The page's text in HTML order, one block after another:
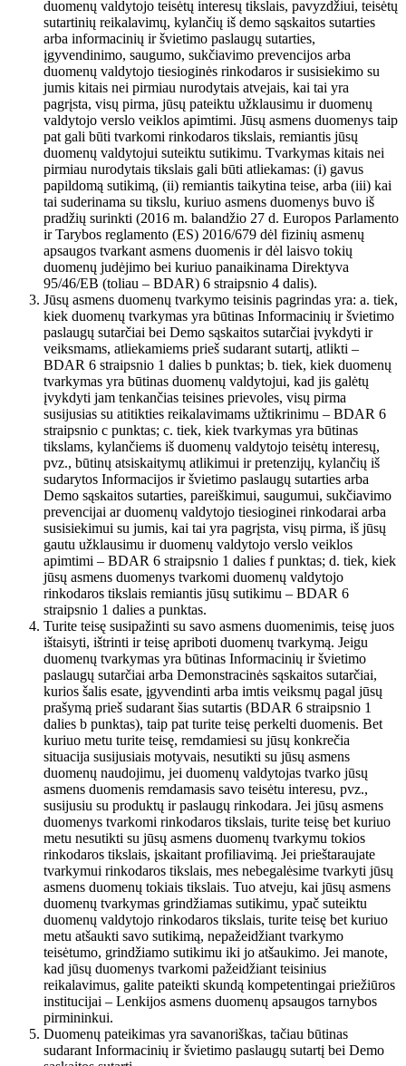
duomenų valdytojo teisėtų interesų tikslais, pavyzdžiui, teisėtų
sutartinių reikalavimų, kylančių iš demo sąskaitos sutarties
arba informacinių ir švietimo paslaugų sutarties,
įgyvendinimo, saugumo, sukčiavimo prevencijos arba
duomenų valdytojo tiesioginės rinkodaros ir susisiekimo su
jumis kitais nei pirmiau nurodytais atvejais, kai tai yra
pagrįsta, visų pirma, jūsų pateiktu užklausimu ir duomenų
valdytojo verslo veiklos apimtimi. Jūsų asmens duomenys taip
pat gali būti tvarkomi rinkodaros tikslais, remiantis jūsų
duomenų valdytojui suteiktu sutikimu. Tvarkymas kitais nei
pirmiau nurodytais tikslais gali būti atliekamas: (i) gavus
papildomą sutikimą, (ii) remiantis taikytina teise, arba (iii) kai
tai suderinama su tikslu, kuriuo asmens duomenys buvo iš
pradžių surinkti (2016 m. balandžio 27 d. Europos Parlamento
ir Tarybos reglamento (ES) 2016/679 dėl fizinių asmenų
apsaugos tvarkant asmens duomenis ir dėl laisvo tokių
duomenų judėjimo bei kuriuo panaikinama Direktyva
95/46/EB (toliau – BDAR) 6 straipsnio 4 dalis).
Jūsų asmens duomenų tvarkymo teisinis pagrindas yra: a. tiek,
kiek duomenų tvarkymas yra būtinas Informacinių ir švietimo
paslaugų sutarčiai bei Demo sąskaitos sutarčiai įvykdyti ir
veiksmams, atliekamiems prieš sudarant sutartį, atlikti –
BDAR 6 straipsnio 1 dalies b punktas; b. tiek, kiek duomenų
tvarkymas yra būtinas duomenų valdytojui, kad jis galėtų
įvykdyti jam tenkančias teisines prievoles, visų pirma
susijusias su atitikties reikalavimams užtikrinimu – BDAR 6
straipsnio c punktas; c. tiek, kiek tvarkymas yra būtinas
tikslams, kylančiems iš duomenų valdytojo teisėtų interesų,
pvz., būtinų atsiskaitymų atlikimui ir pretenzijų, kylančių iš
sudarytos Informacijos ir švietimo paslaugų sutarties arba
Demo sąskaitos sutarties, pareiškimui, saugumui, sukčiavimo
prevencijai ar duomenų valdytojo tiesioginei rinkodarai arba
susisiekimui su jumis, kai tai yra pagrįsta, visų pirma, iš jūsų
gautu užklausimu ir duomenų valdytojo verslo veiklos
apimtimi – BDAR 6 straipsnio 1 dalies f punktas; d. tiek, kiek
jūsų asmens duomenys tvarkomi duomenų valdytojo
rinkodaros tikslais remiantis jūsų sutikimu – BDAR 6
straipsnio 1 dalies a punktas.
Turite teisę susipažinti su savo asmens duomenimis, teisę juos
ištaisyti, ištrinti ir teisę apriboti duomenų tvarkymą. Jeigu
duomenų tvarkymas yra būtinas Informacinių ir švietimo
paslaugų sutarčiai arba Demonstracinės sąskaitos sutarčiai,
kurios šalis esate, įgyvendinti arba imtis veiksmų pagal jūsų
prašymą prieš sudarant šias sutartis (BDAR 6 straipsnio 1
dalies b punktas), taip pat turite teisę perkelti duomenis. Bet
kuriuo metu turite teisę, remdamiesi su jūsų konkrečia
situacija susijusiais motyvais, nesutikti su jūsų asmens
duomenų naudojimu, jei duomenų valdytojas tvarko jūsų
asmens duomenis remdamasis savo teisėtu interesu, pvz.,
susijusiu su produktų ir paslaugų rinkodara. Jei jūsų asmens
duomenys tvarkomi rinkodaros tikslais, turite teisę bet kuriuo
metu nesutikti su jūsų asmens duomenų tvarkymu tokios
rinkodaros tikslais, įskaitant profiliavimą. Jei prieštaraujate
tvarkymui rinkodaros tikslais, mes nebegalėsime tvarkyti jūsų
asmens duomenų tokiais tikslais. Tuo atveju, kai jūsų asmens
duomenų tvarkymas grindžiamas sutikimu, ypač suteiktu
duomenų valdytojo rinkodaros tikslais, turite teisę bet kuriuo
metu atšaukti savo sutikimą, nepažeidžiant tvarkymo
teisėtumo, grindžiamo sutikimu iki jo atšaukimo. Jei manote,
kad jūsų duomenys tvarkomi pažeidžiant teisinius
reikalavimus, galite pateikti skundą kompetentingai priežiūros
institucijai – Lenkijos asmens duomenų apsaugos tarnybos
pirmininkui.
Duomenų pateikimas yra savanoriškas, tačiau būtinas
sudarant Informacinių ir švietimo paslaugų sutartį bei Demo